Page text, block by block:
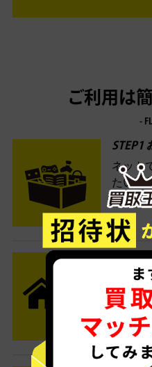
ご利用は
-
STEP1
ネット
たい商
す。
STEP2
送料無
便がご
す。